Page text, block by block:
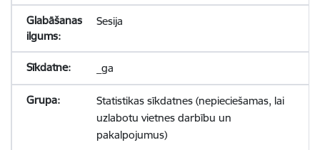
Sesija
_ga
Statistikas sīkdatnes (nepieciešamas, lai
uzlabotu vietnes darbību un
pakalpojumus)